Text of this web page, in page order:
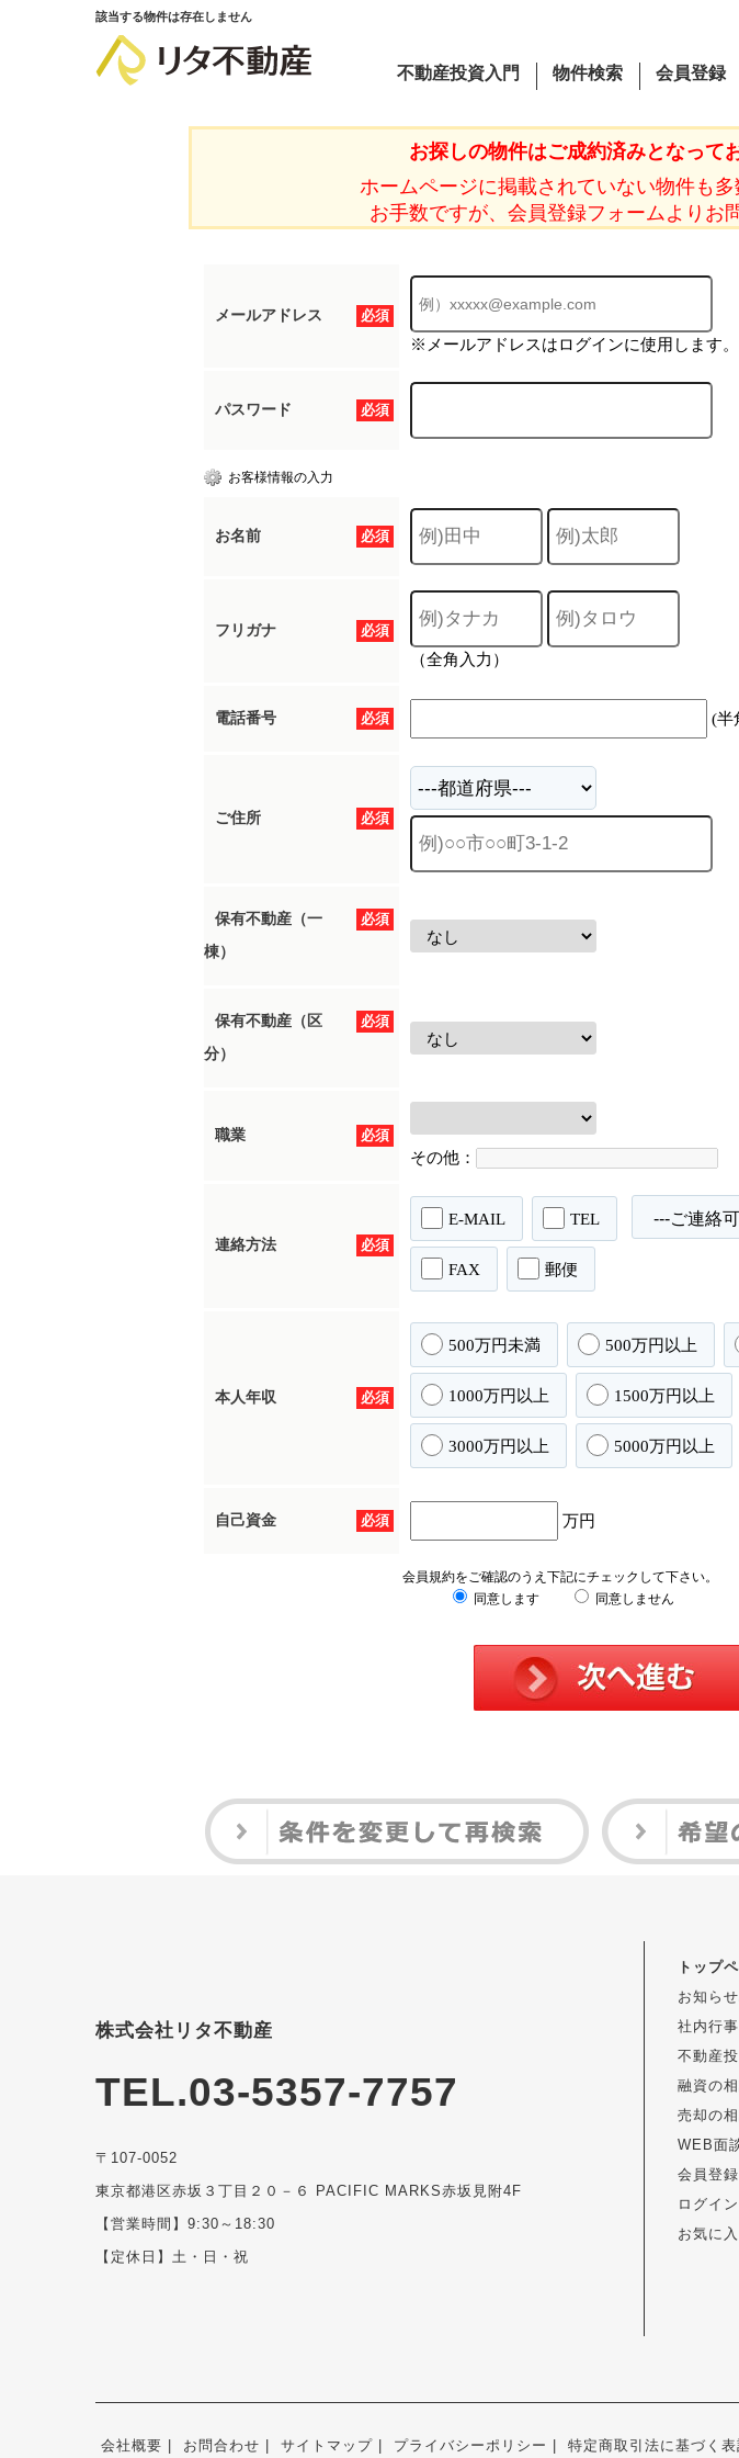
該当する物件は存在しません
不動産投資入門 物件検索 会員登録
お探しの物件はご成約済みとなって
ホームページに掲載されていない物件も多
お手数ですが、会員登録フォームよりお
必須
メールアドレス
※メールアドレスはログインに使用します。
必須
パスワード
お客様情報の入力
必須
お名前
必須
フリガナ
（全角入力）
必須
電話番号 (半
必須
ご住所
必須
保有不動産（一
棟）
必須
保有不動産（区
分）
必須
職業
その他：
必須
連絡方法
E-MAIL TEL
FAX 郵便
必須
本人年収
500万円未満 500万円以上
1000万円以上 1500万円以上
3000万円以上 5000万円以上
必須
自己資金 万円
会員規約をご確認のうえ下記にチェックして下さい。
同意します
同意しません
株式会社リタ不動産
TEL.03-5357-7757
〒107-0052
東京都港区赤坂３丁目２０－６ PACIFIC MARKS赤坂見附4F
【営業時間】9:30～18:30
【定休日】土・日・祝
トップ
お知ら
社内行事
不動産
融資の
売却の
WEB面
会員登録
ログイン
お気に
会社概要 お問合わせ サイトマップ プライバシーポリシー 特定商取引法に基づく表